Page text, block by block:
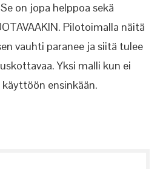
on jopa helppoa sekä
Pilotoimalla näitä
vauhti paranee ja siitä tulee
Yksi malli kun ei
ensinkään.